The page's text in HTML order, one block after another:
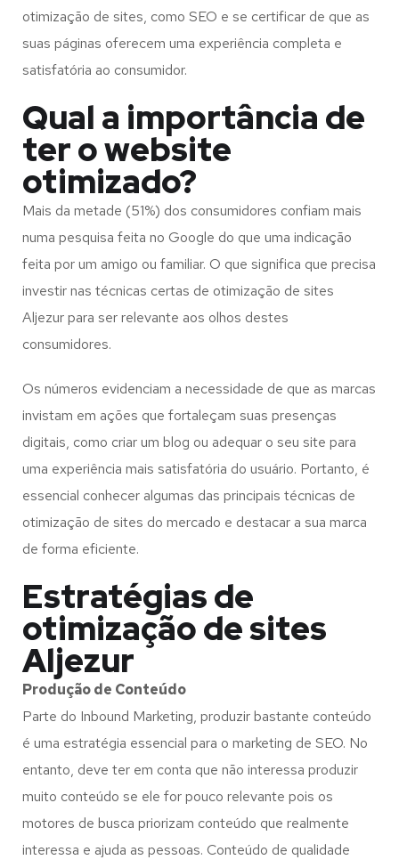
otimização de sites, como SEO e se certificar de que as
suas páginas oferecem uma experiência completa e
satisfatória ao consumidor.
Qual a importância de
ter o website
otimizado?
Mais da metade (51%) dos consumidores confiam mais
numa pesquisa feita no Google do que uma indicação
feita por um amigo ou familiar. O que significa que precisa
investir nas técnicas certas de otimização de sites
Aljezur para ser relevante aos olhos destes
consumidores.
Os números evidenciam a necessidade de que as marcas
invistam em ações que fortaleçam suas presenças
digitais, como criar um blog ou adequar o seu site para
uma experiência mais satisfatória do usuário. Portanto, é
essencial conhecer algumas das principais técnicas de
otimização de sites do mercado e destacar a sua marca
de forma eficiente.
Estratégias de
otimização de sites
Aljezur
Produção de Conteúdo
Parte do Inbound Marketing, produzir bastante conteúdo
é uma estratégia essencial para o marketing de SEO. No
entanto, deve ter em conta que não interessa produzir
muito conteúdo se ele for pouco relevante pois os
motores de busca priorizam conteúdo que realmente
interessa e ajuda as pessoas. Conteúdo de qualidade